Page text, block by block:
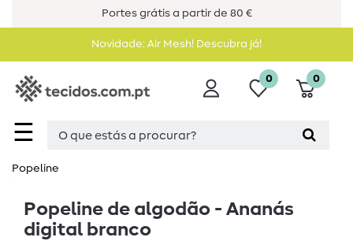
Portes grátis a partir de 80 €
Novidade: Air Mesh! Descubra já!
☰
0 0
Popeline
Popeline de algodão - Ananás
digital branco